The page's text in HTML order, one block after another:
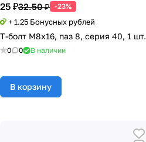
25 ₽32.50 ₽ -23%
+ 1.25 Бонусных рублей
Т-болт М8х16, паз 8, серия 40, 1 шт.
0 0 В наличии
В корзину